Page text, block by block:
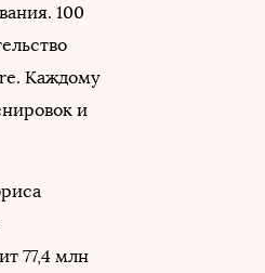
100
Каждому
и
77,4 млн